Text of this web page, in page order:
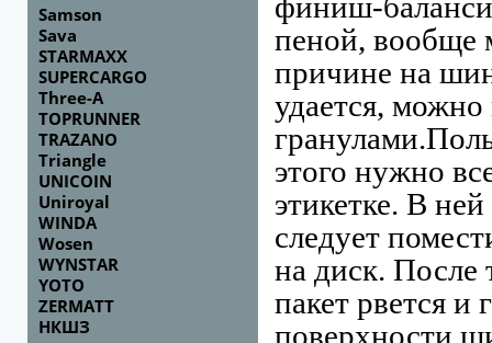
Samson
Sava
STARMAXX
SUPERCARGO
Three-A
TOPRUNNER
TRAZANO
Triangle
UNICOIN
Uniroyal
WINDA
Wosen
WYNSTAR
YOTO
ZERMATT
НКШЗ
пеной, вообще
причине на
удается,
гранулами.
этого нужно
этикетке. В
следует
на диск. После
пакет рвется и
поверхности